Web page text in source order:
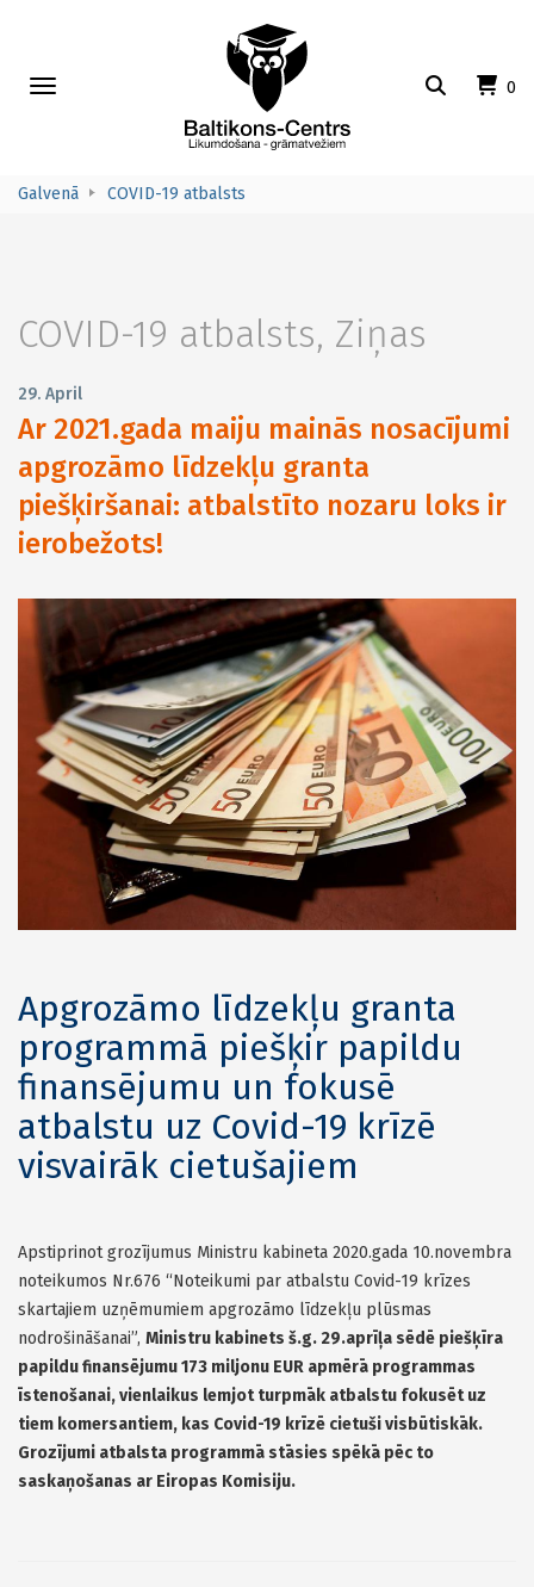
0
Toggle
Galvenā COVID-19 atbalsts
COVID-19 atbalsts, Ziņas
29. April
Ar 2021.gada maiju mainās nosacījumi
apgrozāmo līdzekļu granta
piešķiršanai: atbalstīto nozaru loks ir
ierobežots!
Apgrozāmo līdzekļu granta
programmā piešķir papildu
finansējumu un fokusē
atbalstu uz Covid-19 krīzē
visvairāk cietušajiem
Apstiprinot grozījumus Ministru kabineta 2020.gada 10.novembra
noteikumos Nr.676 “Noteikumi par atbalstu Covid-19 krīzes
skartajiem uzņēmumiem apgrozāmo līdzekļu plūsmas
nodrošināšanai”, Ministru kabinets š.g. 29.aprīļa sēdē piešķīra
papildu finansējumu 173 miljonu EUR apmērā programmas
īstenošanai, vienlaikus lemjot turpmāk atbalstu fokusēt uz
tiem komersantiem, kas Covid-19 krīzē cietuši visbūtiskāk.
Grozījumi atbalsta programmā stāsies spēkā pēc to
saskaņošanas ar Eiropas Komisiju.